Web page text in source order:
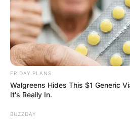
FRIDAY PLANS
Walgreens Hides This $1 Generic
It's Really In.
BUZZDAY